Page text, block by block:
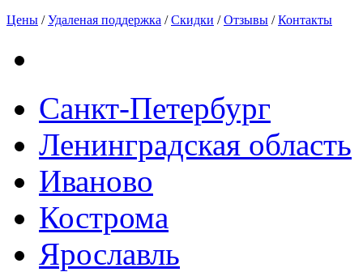
Цены /Удаленая поддержка /Скидки /Отзывы /Контакты
Санкт-Петербург
Ленинградская область
Иваново
Кострома
Ярославль